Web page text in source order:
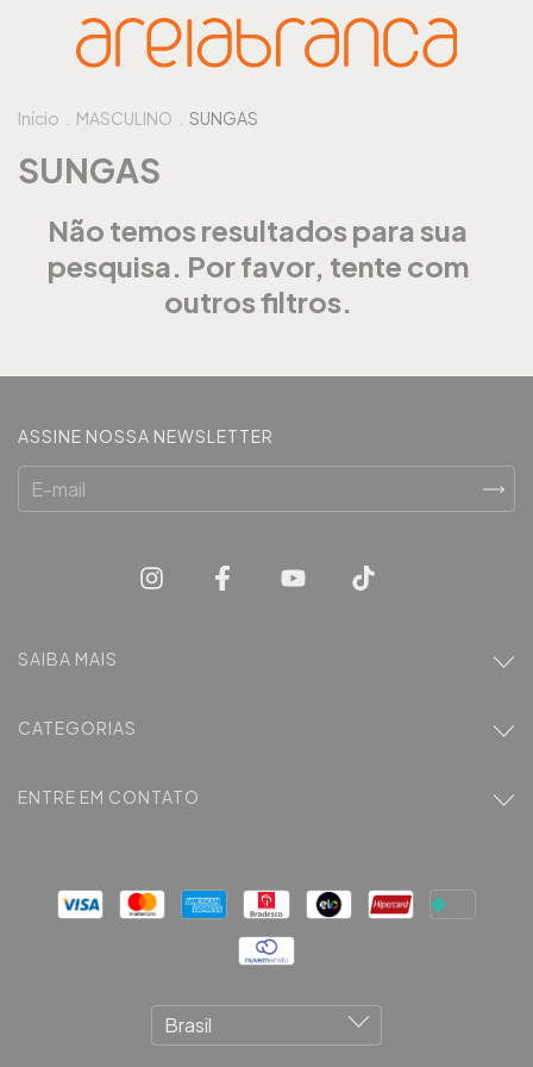
Início MASCULINO SUNGAS
SUNGAS
Não temos resultados para sua
pesquisa. Por favor, tente com
outros filtros.
ASSINE NOSSA NEWSLETTER
SAIBA MAIS
CATEGORIAS
ENTRE EM CONTATO